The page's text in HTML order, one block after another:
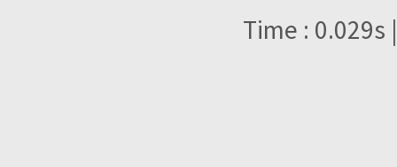
Time : 0.029s